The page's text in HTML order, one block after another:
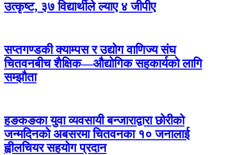
उत्कृष्ट, ३७ विद्यार्थीले ल्याए ४ जीपीए
सप्तगण्डकी क्याम्पस र उद्योग वाणिज्य संघ
चितवनबीच शैक्षिक—औद्योगिक सहकार्यको लागि
सम्झौता
हङकङका युवा व्यवसायी बन्जाराद्वारा छोरीको
जन्मदिनको अबसरमा चितवनका १० जनालाई
ह्वीलचियर सहयोग प्रदान